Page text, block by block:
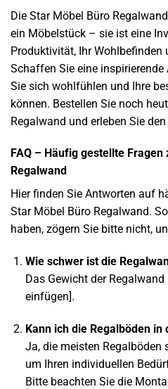
Die Star Möbel Büro
ein Möbelstück – sie ist eine
Produktivität, Ihr Wohlbefinden
Schaffen Sie eine
Sie sich wohlfühlen und Ihre
können. Bestellen Sie noch
Regalwand und erleben Sie
FAQ – Häufig gestellte
Regalwand
Hier finden Sie Antworten auf
Star Möbel Büro Regalwand.
haben, zögern Sie bitte nicht,
Wie schwer ist die
Das Gewicht der
einfügen].
Kann ich die Regalböden in
Ja, die meisten Regalböden
um Ihren individuellen
Bitte beachten Sie die